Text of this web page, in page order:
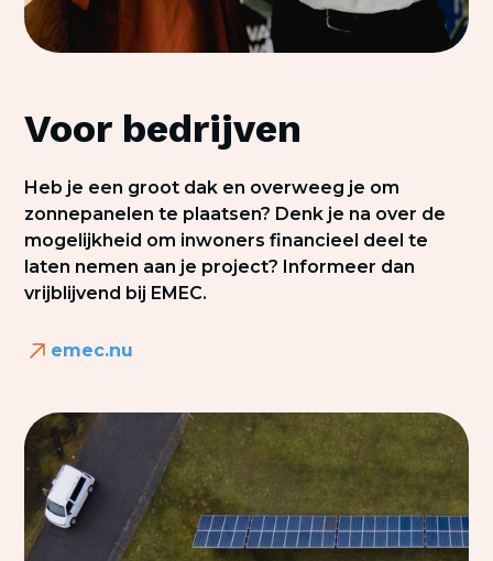
Voor bedrijven
Heb je een groot dak en overweeg je om
zonnepanelen te plaatsen? Denk je na over de
mogelijkheid om inwoners financieel deel te
laten nemen aan je project? Informeer dan
vrijblijvend bij EMEC.
emec.nu